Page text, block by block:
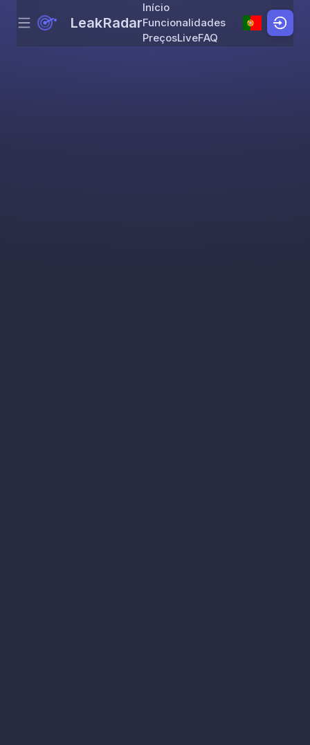
Skip to content
Menu LeakRadar
Início
Funcionalidades
PreçosLiveFAQ